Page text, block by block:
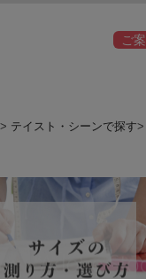
ご
テイスト・シーンで探す